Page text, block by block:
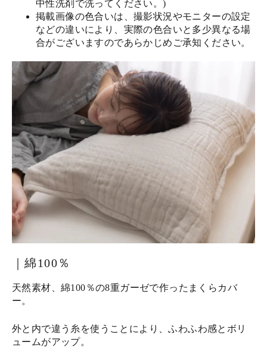
中性洗剤で洗ってください。)
掲載画像の色合いは、撮影状況やモニターの設定
などの違いにより、実際の色合いと多少異なる場
合がございますのであらかじめご承知ください。
｜綿100％
天然素材、綿100％の8重ガーゼで作ったまくらカバ
ー。
外と内で違う糸を使うことにより、ふわふわ感とボリ
ュームがアップ。